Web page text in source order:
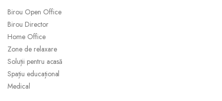
Birou Open Office
Birou Director
Home Office
Zone de relaxare
Soluții pentru acasă
Spațiu educațional
Medical